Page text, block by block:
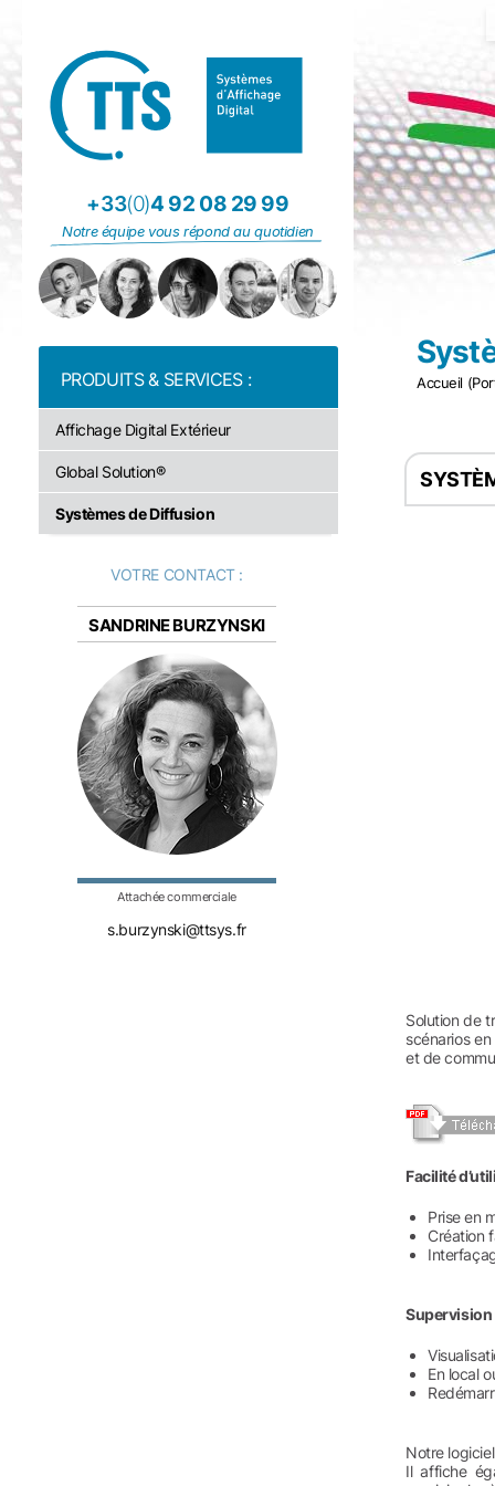
+33(0)4 92 08 29 99
Notre équipe vous répond au quotidien
Affichage Digital Extérieur
Global Solution®
Systèmes de Diffusion
VOTRE CONTACT :
SANDRINE BURZYNSKI
Attachée commerciale
s.burzynski@ttsys.fr
Accueil
Solution de
scénarios
et de
Facilité
Prise en
Création
Supervision
En local
Notre
Il affiche